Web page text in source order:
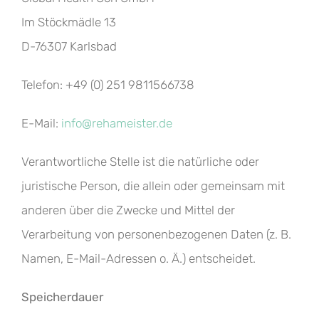
Im Stöckmädle 13
D-76307 Karlsbad
Telefon: +49 (0) 251 9811566738
E-Mail: info@rehameister.de
Verantwortliche Stelle ist die natürliche oder
juristische Person, die allein oder gemeinsam mit
anderen über die Zwecke und Mittel der
Verarbeitung von personenbezogenen Daten (z. B.
Namen, E-Mail-Adressen o. Ä.) entscheidet.
Speicherdauer